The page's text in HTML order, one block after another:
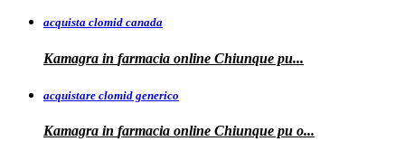
acquista clomid canada
Kamagra in farmacia online Chiunque pu...
acquistare clomid generico
Kamagra in farmacia online Chiunque pu o...